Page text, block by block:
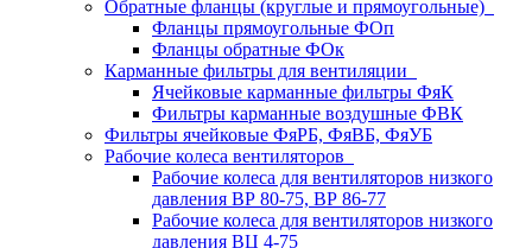
Обратные фланцы (круглые и прямоугольные)
Фланцы прямоугольные ФОп
Фланцы обратные ФОк
Карманные фильтры для вентиляции
Ячейковые карманные фильтры ФяК
Фильтры карманные воздушные ФВК
Фильтры ячейковые ФяРБ, ФяВБ, ФяУБ
Рабочие колеса вентиляторов
Рабочие колеса для вентиляторов низкого
давления ВР 80-75, ВР 86-77
Рабочие колеса для вентиляторов низкого
давления ВЦ 4-75